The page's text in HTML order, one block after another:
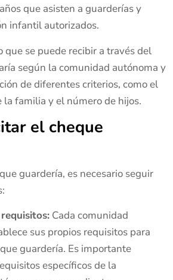
que asisten a guarderías y
infantil autorizados.
que se puede recibir a través del
según la comunidad autónoma y
de diferentes criterios, como el
la familia y el número de hijos.
el cheque
guardería, es necesario seguir
Cada comunidad
sus propios requisitos para
guardería. Es importante
específicos de la